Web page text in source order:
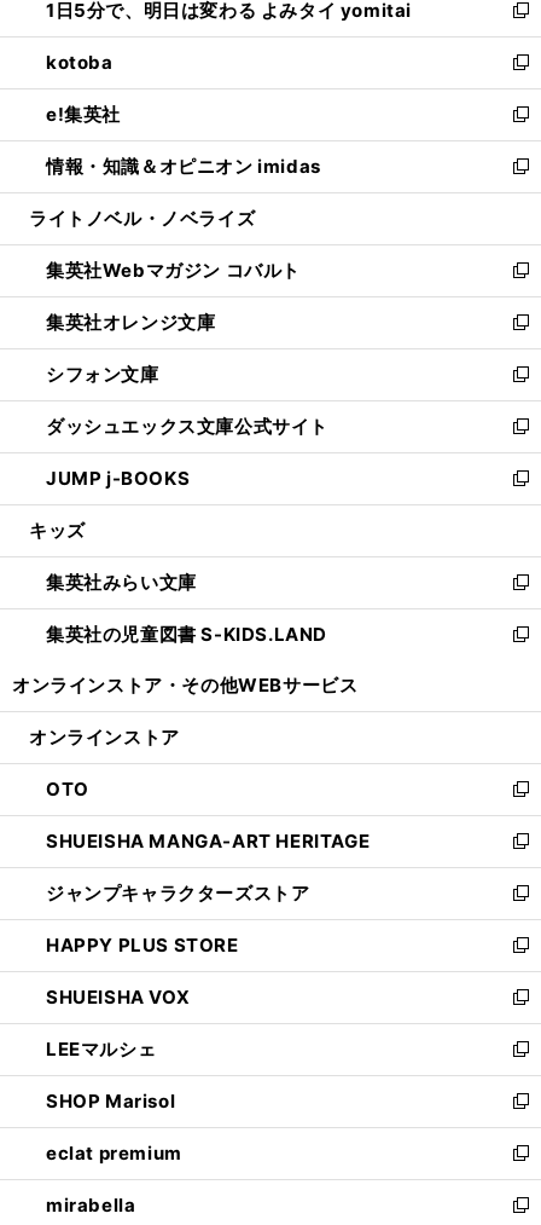
で
開
く
ド
ウ
で
開
く
ィ
ン
ド
ウ
で
開
く
い
ウ
ィ
ン
ド
ウ
で
開
1日5分で、明日は変わる よみタイ yomitai
新
し
い
ウ
ィ
ン
ド
ウ
開
く
kotoba
新
し
い
ウ
ィ
ン
ウ
で
開
く
e!集英社
新
し
い
ウ
ン
ド
ウ
で
開
く
情報・知識＆オピニオン imidas
新
し
ウ
ィ
ン
ド
ウ
で
開
く
ライトノベル・ノベライズ
集英社Webマガジン コバルト
新
し
い
ウ
ィ
ン
ド
ウ
で
開
集英社オレンジ文庫
新
し
い
ウ
ィ
ン
ド
ウ
開
く
シフォン文庫
新
し
い
ウ
ィ
ン
ウ
で
開
く
ダッシュエックス文庫公式サイト
新
し
い
ウ
ン
ド
ウ
で
JUMP j-BOOKS
新
し
ウ
ィ
ン
ド
開
キッズ
集英社みらい文庫
新
し
い
ン
ウ
で
開
く
集英社の児童図書 S-KIDS.LAND
新
ウ
ン
ド
ウ
で
開
く
オンラインストア・ その他WEBサービス
オンラインストア
OTO
新
し
い
ウ
ィ
ン
ド
ウ
で
開
く
SHUEISHA MANGA-ART HERITAGE
新
し
い
ウ
ィ
ン
ド
ウ
で
開
く
ジャンプキャラクターズストア
新
し
い
ウ
ィ
ン
ド
ウ
で
開
く
HAPPY PLUS STORE
新
し
い
ウ
ィ
ン
ド
ウ
で
開
く
SHUEISHA VOX
新
し
い
ウ
ィ
ン
ド
ウ
で
LEEマルシェ
新
し
い
ウ
ィ
ン
ド
SHOP Marisol
新
し
い
ウ
ィ
eclat premium
新
し
い
mirabella
新